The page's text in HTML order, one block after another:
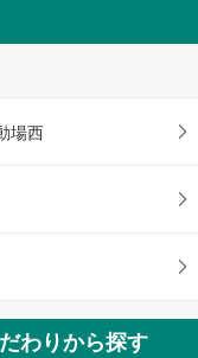
場西
わりから探す